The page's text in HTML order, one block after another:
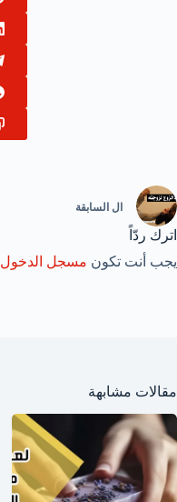
ال السابقة
اترك ردّاً
يجب أنت تكون مسجل الدخول
مقالات مشابهة